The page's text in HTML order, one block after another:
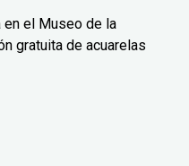
el Museo de la
gratuita de acuarelas